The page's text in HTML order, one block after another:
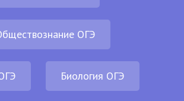
ОГЭ
Биология ОГЭ